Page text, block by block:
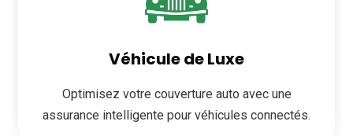
Véhicule de Luxe
Optimisez votre couverture auto avec une
assurance intelligente pour véhicules connectés.